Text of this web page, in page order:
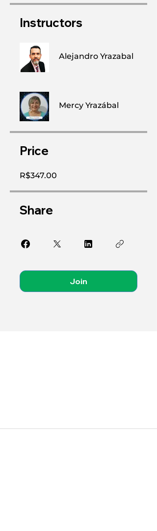
Instructors
Alejandro Yrazabal
Mercy Yrazábal
Price
R$347.00
Share
Join